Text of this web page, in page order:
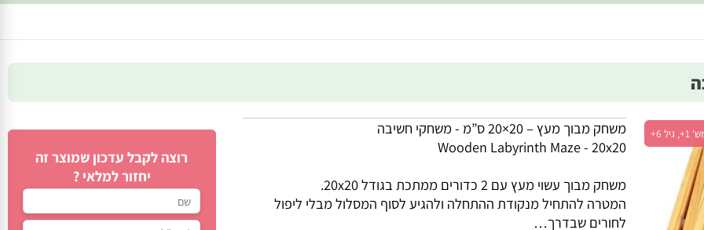
משחק מבוך מעץ – 20×20 ס”מ - משחקי חשיבה
Wooden Labyrinth Maze - 20x20
משחק מבוך עשוי מעץ עם 2 כדורים ממתכת בגודל 20x20.
המטרה להתחיל מנקודת ההתחלה ולהגיע לסוף המסלול מבלי ליפול
רוצה לקבל עדכון שמוצר זה
יחזור למלאי ?